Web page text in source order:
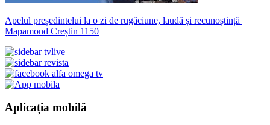
Apelul președintelui la o zi de rugăciune, laudă și recunoștință |
Mapamond Creștin 1150
Aplicația mobilă